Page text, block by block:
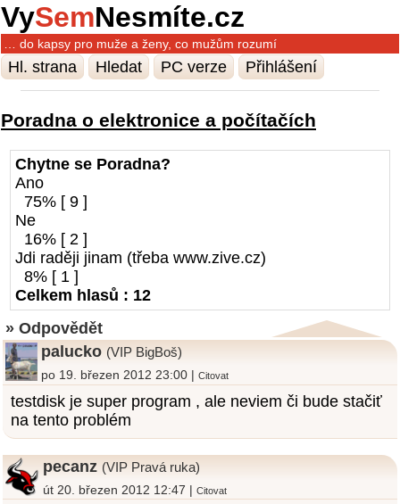
VySemNesmíte.cz
… do kapsy pro muže a ženy, co mužům rozumí
Hl. strana Hledat PC verze Přihlášení
Poradna o elektronice a počítačích
Chytne se Poradna?
Ano
75% [ 9 ]
Ne
16% [ 2 ]
Jdi raději jinam (třeba www.zive.cz)
8% [ 1 ]
Celkem hlasů : 12
» Odpovědět
palucko (VIP BigBoš)
po 19. březen 2012 23:00 | Citovat
testdisk je super program , ale neviem či bude stačiť
na tento problém
pecanz (VIP Pravá ruka)
út 20. březen 2012 12:47 | Citovat